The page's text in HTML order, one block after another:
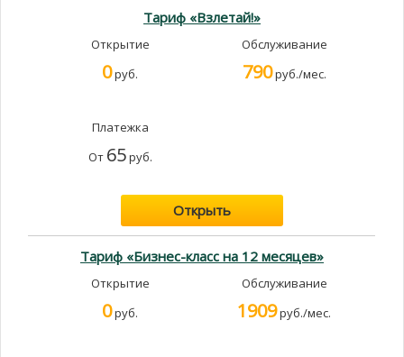
Тариф «Взлетай!»
Открытие
0руб.
Обслуживание
790руб./мес.
Платежка
От 65руб.
Открыть
Тариф «Бизнес-класс на 12 месяцев»
Открытие
0руб.
Обслуживание
1909руб./мес.